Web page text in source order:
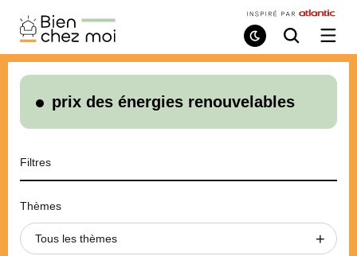
Bien
Chez
Moi
Mode
de
Recherche
/
le
prix des énergies renouvelables
Filtres
Thèmes
Tous les thèmes